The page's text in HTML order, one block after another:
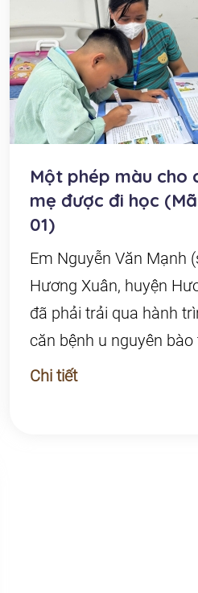
Một phép màu cho
mẹ được đi học
01)
Em Nguyễn Văn Mạnh
Hương Xuân, huyện
đã phải trải qua hành
căn bệnh u nguyên bào
Chi tiết